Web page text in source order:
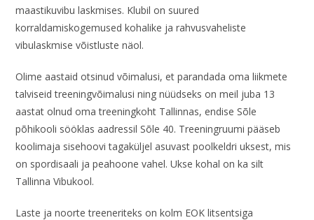
maastikuvibu laskmises. Klubil on suured
korraldamiskogemused kohalike ja rahvusvaheliste
vibulaskmise võistluste näol.
Olime aastaid otsinud võimalusi, et parandada oma liikmete
talviseid treeningvõimalusi ning nüüdseks on meil juba 13
aastat olnud oma treeningkoht Tallinnas, endise Sõle
põhikooli sööklas aadressil Sõle 40. Treeningruumi pääseb
koolimaja sisehoovi tagaküljel asuvast poolkeldri uksest, mis
on spordisaali ja peahoone vahel. Ukse kohal on ka silt
Tallinna Vibukool.
Laste ja noorte treeneriteks on kolm EOK litsentsiga